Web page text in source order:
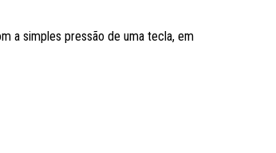
a simples pressão de uma tecla, em